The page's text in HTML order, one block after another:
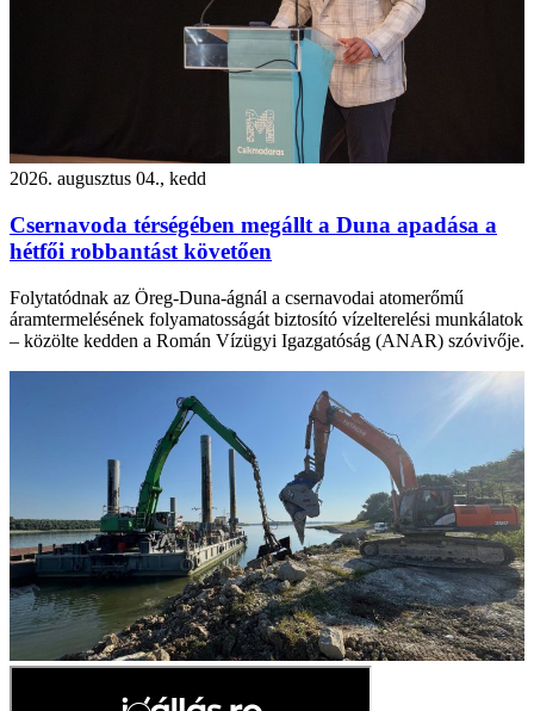
2026. augusztus 04., kedd
Csernavoda térségében megállt a Duna apadása a
hétfői robbantást követően
Folytatódnak az Öreg-Duna-ágnál a csernavodai atomerőmű
áramtermelésének folyamatosságát biztosító vízelterelési munkálatok
– közölte kedden a Román Vízügyi Igazgatóság (ANAR) szóvivője.